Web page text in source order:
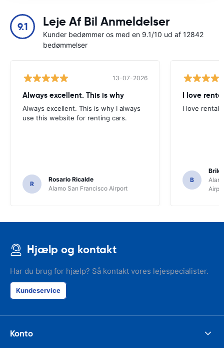
9.1 Leje Af Bil Anmeldelser
Kunder bedømmer os med en 9.1/10 ud af 12842
bedømmelser
13-07-2026
Always excellent. This is why
Always excellent. This is why I always
use this website for renting cars.
R
Rosario Ricalde
Alamo San Francisco Airport
I love
I love rental
B
Hjælp og kontakt
Har du brug for hjælp? Så kontakt vores lejespecialister.
Kundeservice
Konto